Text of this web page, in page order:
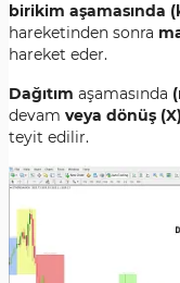
birikim aşamasında
hareketinden sonra
hareket eder.
Dağıtım aşamasında
devam veya dönüş (X)
teyit edilir.